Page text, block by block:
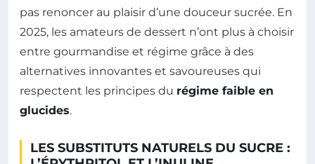
pas renoncer au plaisir d’une douceur sucrée. En
2025, les amateurs de dessert n’ont plus à choisir
entre gourmandise et régime grâce à des
alternatives innovantes et savoureuses qui
respectent les principes du régime faible en
glucides.
LES SUBSTITUTS NATURELS DU SUCRE :